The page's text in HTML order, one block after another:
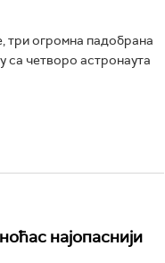
три огромна падобрана
са четворо астронаута
најопаснији